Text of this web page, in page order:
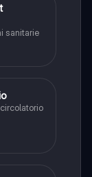
sanitarie